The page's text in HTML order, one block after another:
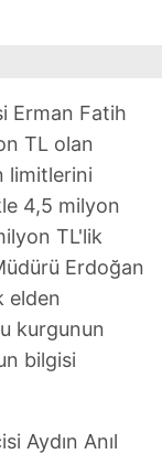
Erman Fatih
TL olan
limitlerini
4,5 milyon
TL'lik
Erdoğan
elden
kurgunun
bilgisi
Aydın Anıl